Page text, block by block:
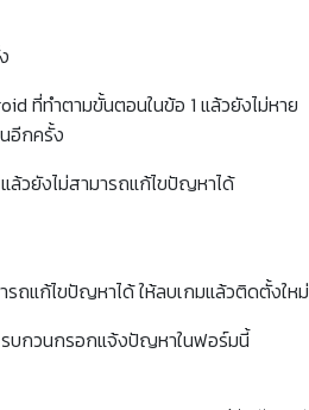
ที่ทำตามขั้นตอนในข้อ 1 แล้วยังไม่หาย
อีกครั้ง
ล้วยังไม่สามารถแก้ไขปัญหาได้
ถแก้ไขปัญหาได้ ให้ลบเกมแล้วติดตั้งใหม่
รบกวนกรอกแจ้งปัญหาในฟอร์มนี้